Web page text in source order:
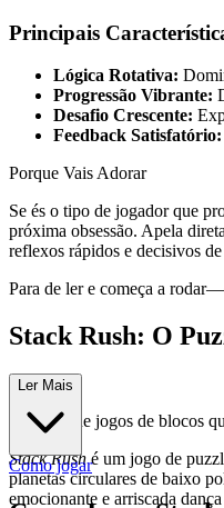
Principais
Lógica Rotativa:
Progressão Vibrante:
Desafio Crescente:
Feedback Satisfatório:
Porque Vais Adorar
Se és o tipo de jogador que
próxima obsessão. Apela
reflexos rápidos e decisivos
Para de ler e começa a
Stack Rush: O
ecisão
Cansado de jogos de blocos
Stack Rushé um jogo de
planetas circulares de baixo
emocionante e arriscada
Ler Mais
Como jogar